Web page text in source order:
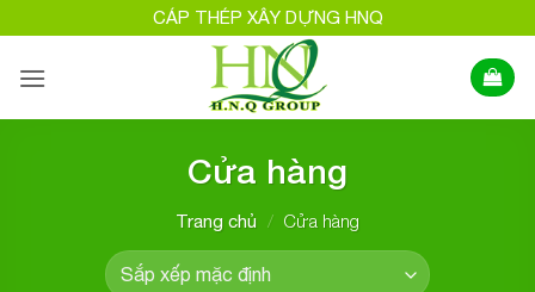
qua
nội
CÁP THÉP XÂY DỰNG HNQ
Cửa hàng
Trang chủ / Cửa hàng